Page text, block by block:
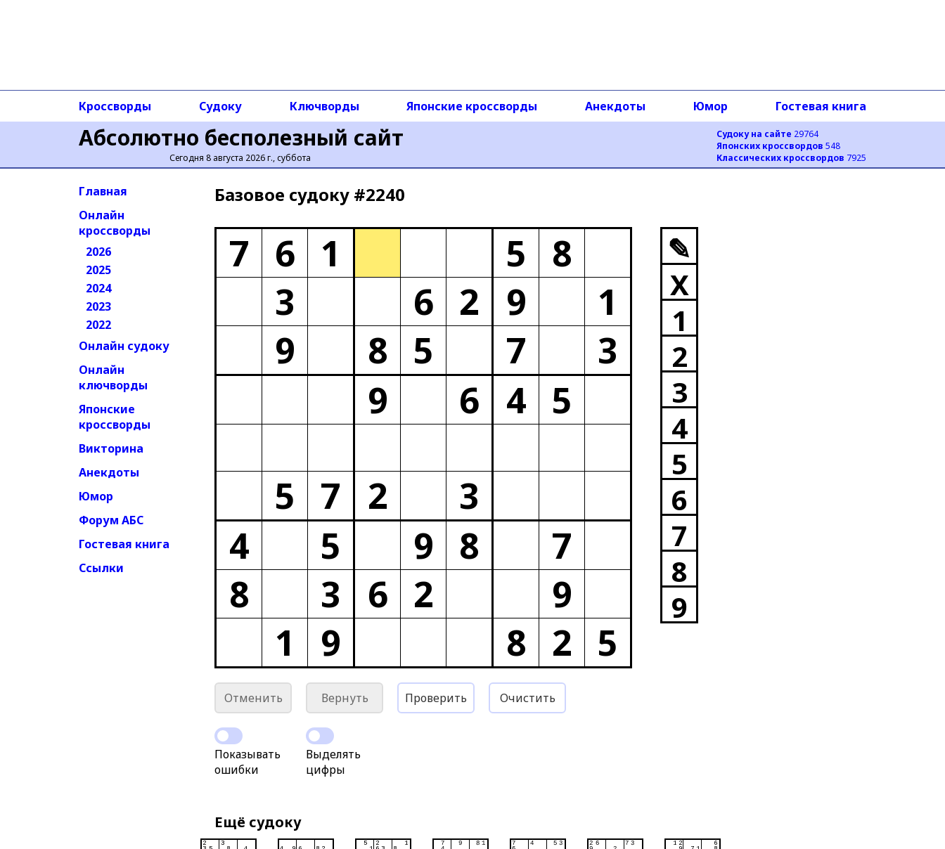
Абсолютно бесполезный сайт
Сегодня 8 августа 2026 г., суббота
Судоку на сайте 29764
Японских кроссвордов 548
Классических кроссвордов 7925
Кроссворды Судоку Ключворды Японские кроссворды Анекдоты Юмор Гостевая книга
Главная
Онлайн
кроссворды
2026
2025
2024
2023
2022
Онлайн судоку
Онлайн
ключворды
Японские
кроссворды
Викторина
Анекдоты
Юмор
Форум АБС
Гостевая книга
Ссылки
Базовое cудоку #2240
7 6 1 5
8
3
6 2 9
1
9
8 5 7
3
9
6 4 5
5 7 2
3
4
5 9 8
7
8
3 6 2
9
1
9 8 2 5
✎
X
1
2
3
4
5
6
7
8
9
Отменить Вернуть Проверить Очистить
Показывать
ошибки
Выделять
цифры
Ещё судоку